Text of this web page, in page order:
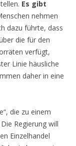
Es gibt
nehmen
dazu führte, dass
die für den
verfügt,
Linie häusliche
daher in eine
die zu einem
Regierung will
Einzelhandel